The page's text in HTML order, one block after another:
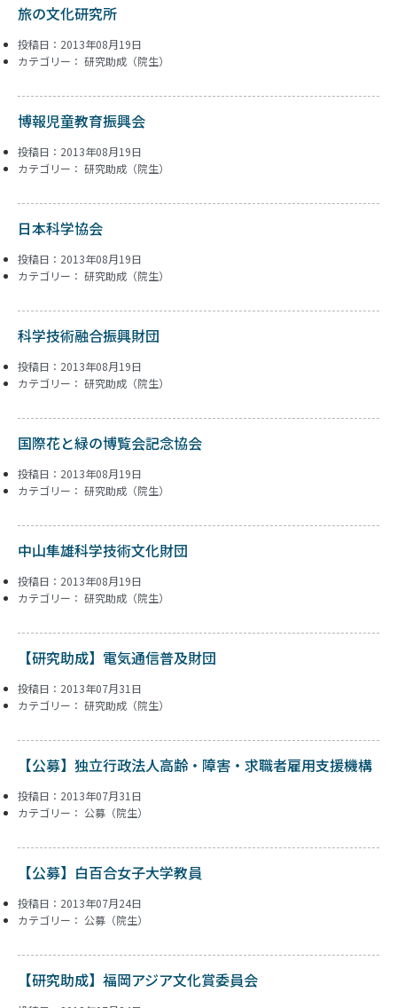
旅の文化研究所
投稿日：2013年08月19日
カテゴリー： 研究助成（院生）
博報児童教育振興会
投稿日：2013年08月19日
カテゴリー： 研究助成（院生）
日本科学協会
投稿日：2013年08月19日
カテゴリー： 研究助成（院生）
科学技術融合振興財団
投稿日：2013年08月19日
カテゴリー： 研究助成（院生）
国際花と緑の博覧会記念協会
投稿日：2013年08月19日
カテゴリー： 研究助成（院生）
中山隼雄科学技術文化財団
投稿日：2013年08月19日
カテゴリー： 研究助成（院生）
【研究助成】電気通信普及財団
投稿日：2013年07月31日
カテゴリー： 研究助成（院生）
【公募】独立行政法人高齢・障害・求職者雇用支援機構
投稿日：2013年07月31日
カテゴリー： 公募（院生）
【公募】白百合女子大学教員
投稿日：2013年07月24日
カテゴリー： 公募（院生）
【研究助成】福岡アジア文化賞委員会